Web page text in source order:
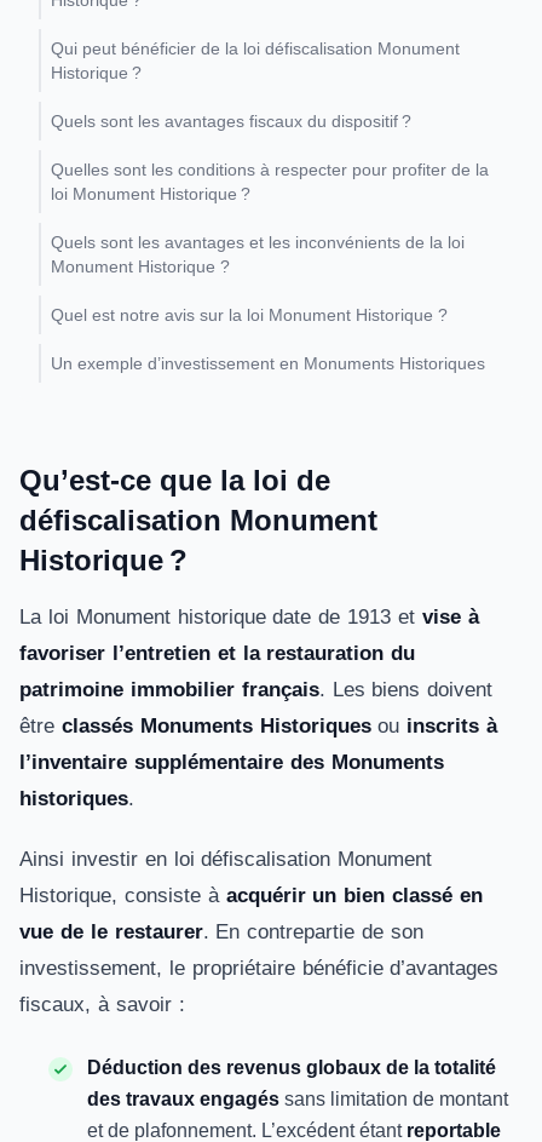
Qui peut bénéficier de la loi défiscalisation Monument
Historique ?
Quels sont les avantages fiscaux du dispositif ?
Quelles sont les conditions à respecter pour profiter de la
loi Monument Historique ?
Quels sont les avantages et les inconvénients de la loi
Monument Historique ?
Quel est notre avis sur la loi Monument Historique ?
Un exemple d’investissement en Monuments Historiques
Qu’est-ce que la loi de
défiscalisation Monument
Historique ?
La loi Monument historique date de 1913 et vise à
favoriser l’entretien et la restauration du
patrimoine immobilier français. Les biens doivent
être classés Monuments Historiquesou inscrits à
l’inventaire supplémentaire des Monuments
historiques.
Ainsi investir en loi défiscalisation Monument
Historique, consiste à acquérir un bien classé en
vue de le restaurer. En contrepartie de son
investissement, le propriétaire bénéficie d’avantages
fiscaux, à savoir :
Déduction des revenus globaux de la totalité
des travaux engagés sans limitation de montant
et de plafonnement. L’excédent étant reportable